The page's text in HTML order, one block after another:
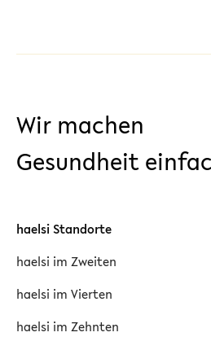
Wir machen
Gesundheit
haelsi Standorte
haelsi im Zweiten
haelsi im Vierten
haelsi im Zehnten